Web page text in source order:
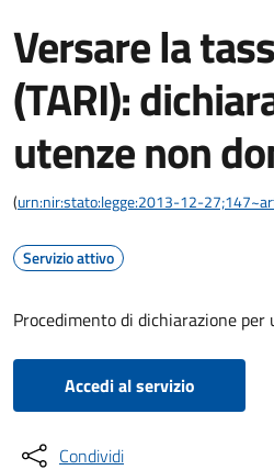
Versare la
(TARI):
utenze non
(urn:nir:stato:legge:2013-12-
Servizio attivo
Procedimento di dichiarazione
Accedi al servizio
Condividi